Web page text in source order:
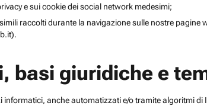
e sui cookie dei social network medesimi;
raccolti durante la navigazione sulle nostre
basi giuridiche e
anche automatizzati e/o tramite algoritmi